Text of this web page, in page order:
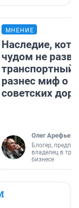
МНЕНИЕ
Наследие,
чудом не
транспортный
разнес миф о
советских
Олег Арефьев
Блогер,
владелец в
бизнесе